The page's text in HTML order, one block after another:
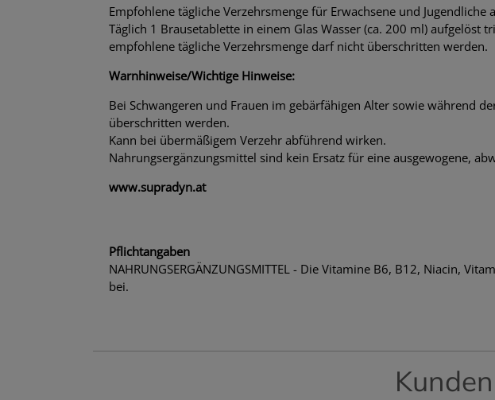
Empfohlene tägliche Verzehrsmenge für Erwachsene und Jugendliche
Täglich 1 Brausetablette in einem Glas Wasser (ca. 200 ml)
empfohlene tägliche Verzehrsmenge darf nicht überschritten werden.
Warnhinweise/Wichtige Hinweise:
Bei Schwangeren und Frauen im gebärfähigen Alter sowie während
überschritten werden.
Kann bei übermäßigem Verzehr abführend wirken.
Nahrungsergänzungsmittel sind kein Ersatz für eine ausgewogene,
www.supradyn.at
Pflichtangaben
NAHRUNGSERGÄNZUNGSMITTEL - Die Vitamine B6, B12, Niacin,
bei.